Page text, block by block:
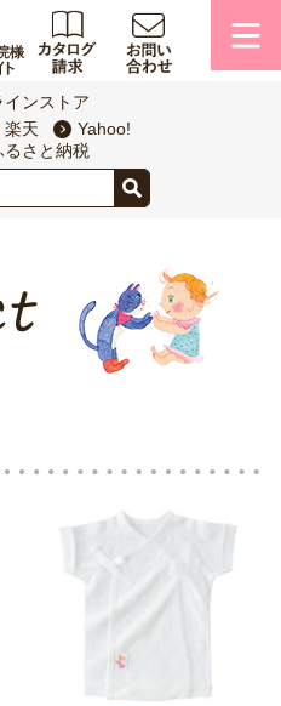
インストア
楽天
Yahoo!
るさと納税